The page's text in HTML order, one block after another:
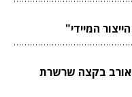
צוואר הבקבוק הבא בשוק ה-AI אורב בקצה שרשרת